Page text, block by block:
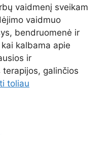
vaidmenį sveikam
vaidmuo
bendruomenė ir
kalbama apie
ir
galinčios
toliau